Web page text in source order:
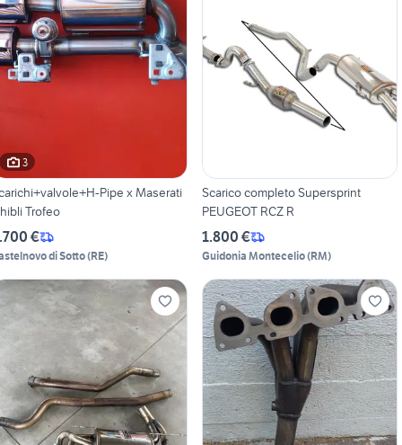
3
Pipe x Maserati
Trofeo
€
di Sotto(RE)
Scarico completo Supersprint
PEUGEOT RCZ R
1.800 €
Guidonia Montecelio(RM)